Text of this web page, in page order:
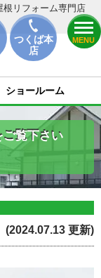
つくば本
店
MENU
根リフォーム専門店
ショールーム
ご覧下さい
(2024.07.13 更新)